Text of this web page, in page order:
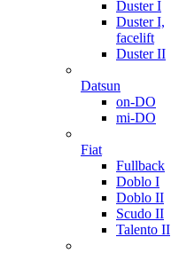
Duster I
Duster I,
facelift
Duster II
Datsun
on-DO
mi-DO
Fiat
Fullback
Doblo I
Doblo II
Scudo II
Talento II